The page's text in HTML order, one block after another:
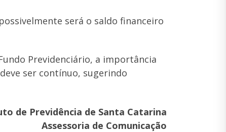
será o saldo financeiro
Previdenciário, a importância
ser contínuo, sugerindo
de Previdência de Santa Catarina
Assessoria de Comunicação